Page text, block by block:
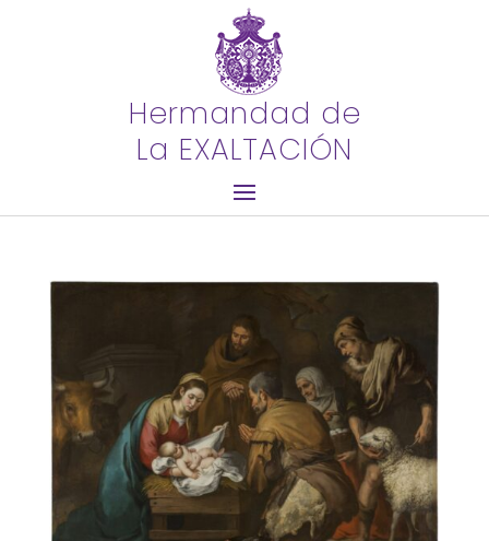
Hermandad de
La EXALTACIÓN